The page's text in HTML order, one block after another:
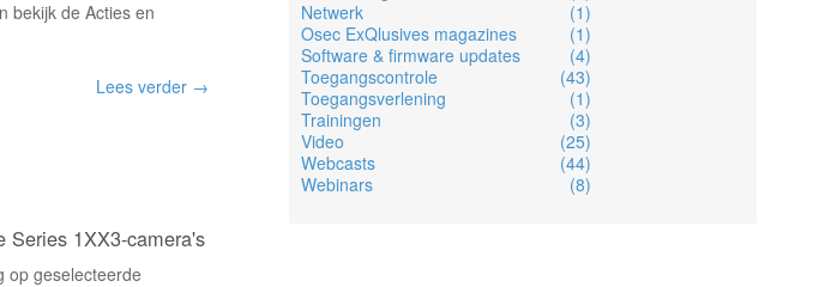
bekijk de Acties en
Lees verder →
Series 1XX3-camera's
op geselecteerde
Netwerk
(1)
Osec ExQlusives magazines
(1)
Software & firmware updates
(4)
Toegangscontrole
(43)
Toegangsverlening
(1)
Trainingen
(3)
Video
(25)
Webcasts
(44)
Webinars
(8)